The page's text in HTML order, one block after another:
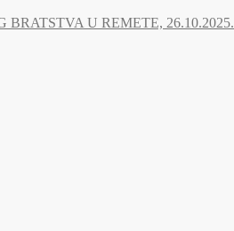
U REMETE, 26.10.2025.